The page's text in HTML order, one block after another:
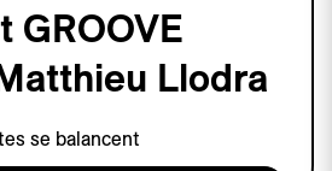
GROOVE
Llodra
se balancent